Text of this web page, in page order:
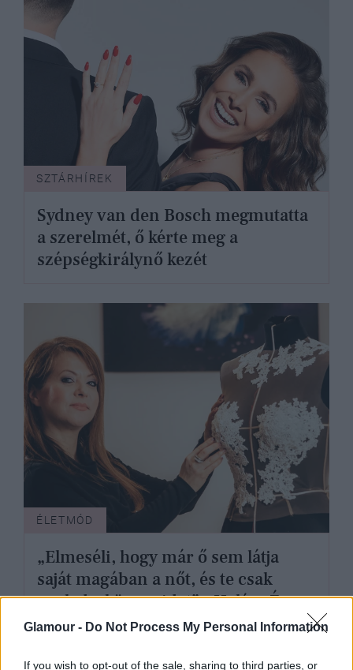
Glamour - Do Not Process My Personal Information
If you wish to opt-out of the sale, sharing to third parties, or
SZTÁRHÍREK
Sydney van den Bosch megmutatta
a szerelmét, ő kérte meg a
szépségkirálynő kezét
ÉLETMÓD
„Elmeséli, hogy már ő sem látja
saját magában a nőt, és te csak
nyeled a könnyeidet” - Halász Éva
divattervező kerekesszékes